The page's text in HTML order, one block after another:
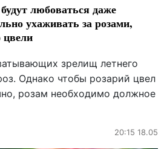
любоваться даже
ухаживать за розами,
зрелищ летнего
Однако чтобы розарий цвел
розам необходимо должное
20:15 18.05